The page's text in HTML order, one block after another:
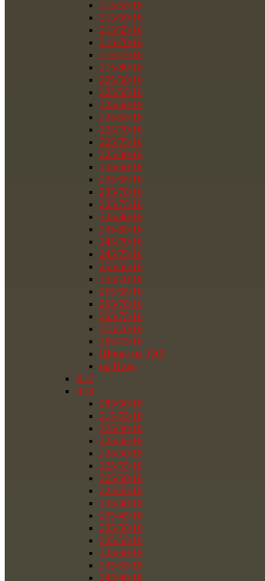
215/55/16
215/60/16
215/65/16
215/70/16
215/75/16
215/80/16
225/50/16
225/55/16
225/60/16
225/65/16
225/70/16
225/75/16
225/80/16
235/60/16
235/65/16
235/70/16
235/75/16
235/80/16
235/85/16
245/70/16
245/75/16
255/65/16
255/70/16
265/65/16
265/70/16
265/75/16
275/70/16
285/75/16
Шины на УАЗ
на Ниву
R17
R18
285/60/18
215/55/18
225/40/18
225/45/18
225/50/18
225/55/18
225/60/18
225/65/18
235/40/18
235/45/18
235/50/18
235/55/18
235/60/18
235/65/18
245/40/18